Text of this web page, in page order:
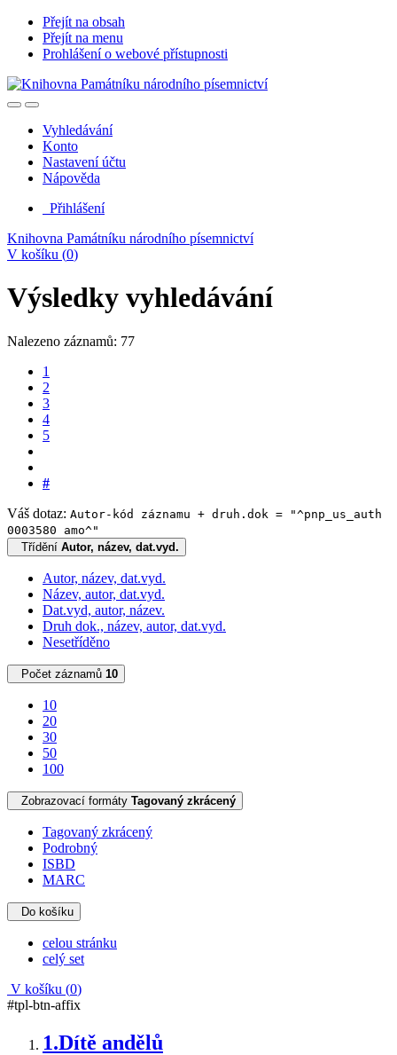
Přejít na obsah
Přejít na menu
Prohlášení o webové přístupnosti
Vyhledávání
Konto
Nastavení účtu
Nápověda
Přihlášení
Knihovna Památníku národního písemnictví
V košíku (0)
Výsledky vyhledávání
Nalezeno záznamů: 77
1
2
3
4
5
#
Váš dotaz: Autor-kód záznamu + druh.dok = "^pnp_us_auth
0003580 amo^"
Třídění Autor, název, dat.vyd.
Autor, název, dat.vyd.
Název, autor, dat.vyd.
Dat.vyd, autor, název.
Druh dok., název, autor, dat.vyd.
Nesetříděno
Počet záznamů 10
10
20
30
50
100
Zobrazovací formáty Tagovaný zkrácený
Tagovaný zkrácený
Podrobný
ISBD
MARC
Do košíku
celou stránku
celý set
V košíku (0)
#tpl-btn-affix
1.Dítě andělů